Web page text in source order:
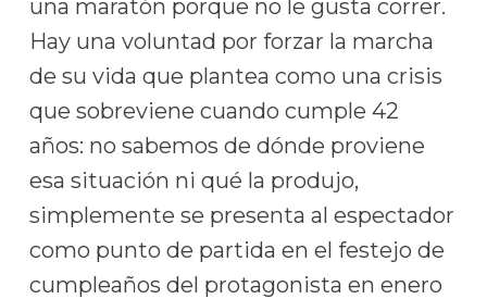
una maratón porque no le gusta correr.
Hay una voluntad por forzar la marcha
de su vida que plantea como una crisis
que sobreviene cuando cumple 42
años: no sabemos de dónde proviene
esa situación ni qué la produjo,
simplemente se presenta al espectador
como punto de partida en el festejo de
cumpleaños del protagonista en enero